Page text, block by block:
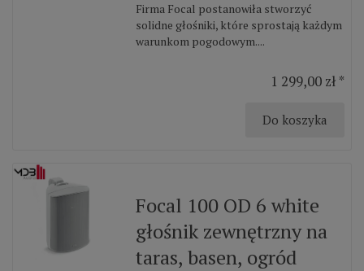
Firma Focal postanowiła stworzyć
solidne głośniki, które sprostają każdym
warunkom pogodowym....
1 299,00 zł *
Do koszyka
Focal 100 OD 6 white
głośnik zewnętrzny na
taras, basen, ogród